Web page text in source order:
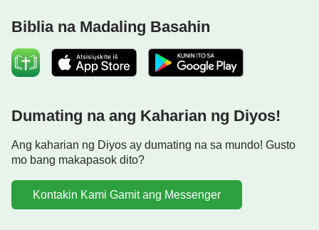
Biblia na Madaling Basahin
Dumating na ang Kaharian ng Diyos!
Ang kaharian ng Diyos ay dumating na sa mundo! Gusto
mo bang makapasok dito?
Kontakin Kami Gamit ang Messenger